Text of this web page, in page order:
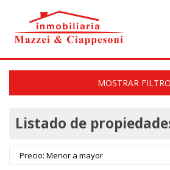
MOSTRAR
Listado de